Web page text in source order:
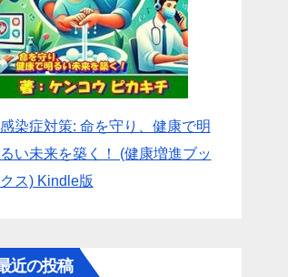
感染症対策: 命を守り、健康で明
るい未来を築く！ (健康増進ブッ
クス) Kindle版
近の投稿